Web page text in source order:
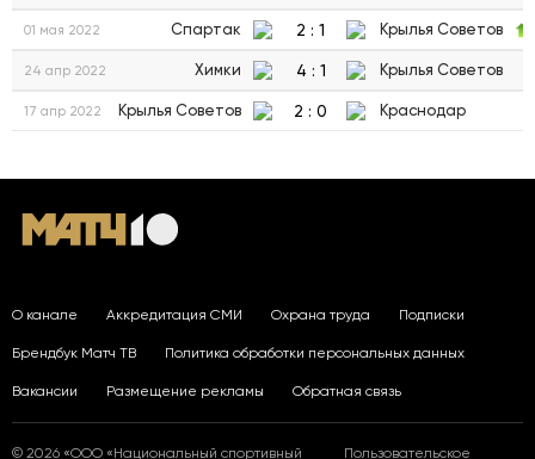
01 мая 2022 Спартак 2 : 1 Крылья Советов
24 апр 2022 Химки 4 : 1 Крылья Советов
17 апр 2022 Крылья Советов 2 : 0 Краснодар
О канале Аккредитация СМИ Охрана труда Подписки
Брендбук Матч ТВ Политика обработки персональных данных
Вакансии Размещение рекламы Обратная связь
© 2026 «ООО «Национальный спортивный Пользовательское